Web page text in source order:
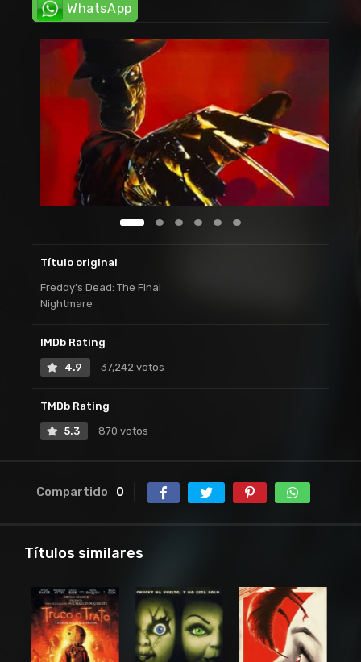
WhatsApp
Título original
Freddy's Dead: The Final
Nightmare
IMDb Rating
4.9 37,242 votos
TMDb Rating
5.3 870 votos
Compartido 0
Títulos similares